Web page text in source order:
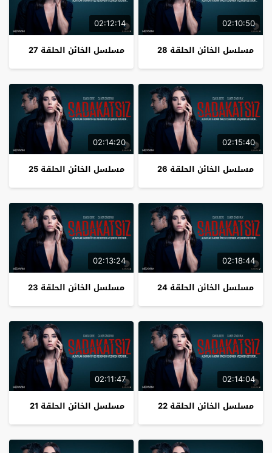
02:10:50
مسلسل الخائن الحلقة 28
02:12:14
مسلسل الخائن الحلقة 27
02:15:40
مسلسل الخائن الحلقة 26
02:14:20
مسلسل الخائن الحلقة 25
02:18:44
مسلسل الخائن الحلقة 24
02:13:24
مسلسل الخائن الحلقة 23
02:14:04
مسلسل الخائن الحلقة 22
02:11:47
مسلسل الخائن الحلقة 21